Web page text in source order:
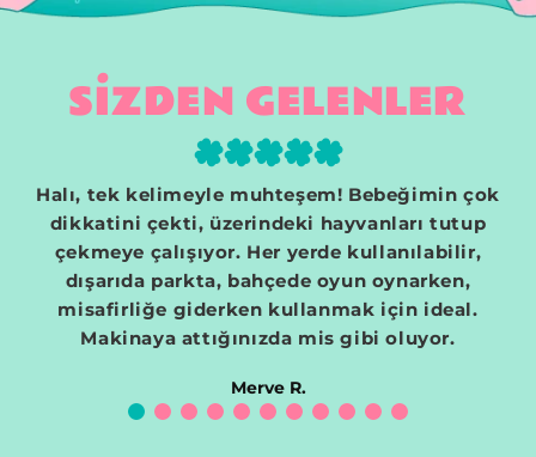
SİZDEN GELENLER
Halı, tek kelimeyle muhteşem! Bebeğimin çok
dikkatini çekti, üzerindeki hayvanları tutup
çekmeye çalışıyor. Her yerde kullanılabilir,
dışarıda parkta, bahçede oyun oynarken,
misafirliğe giderken kullanmak için ideal.
Makinaya attığınızda mis gibi oluyor.
Merve R.